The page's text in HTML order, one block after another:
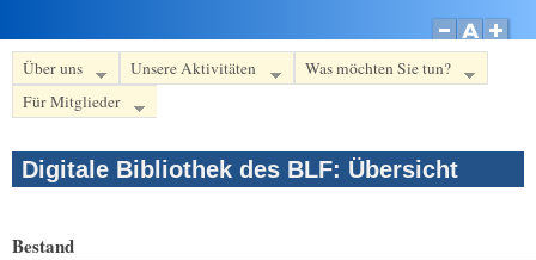
Über uns Unsere Aktivitäten
Was möchten Sie tun?
Für Mitglieder
Digitale Bibliothek des BLF: Übersicht
Bestand